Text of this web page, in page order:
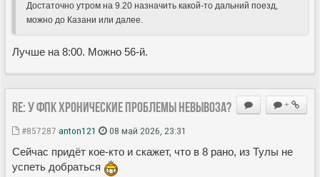
Достаточно утром на 9.20 назначить какой-то дальний поезд,
можно до Казани или далее.
Лучше на 8:00. Можно 56-й.
+
Re: У ФПК хронические проблемы невывоза?
#857287 anton121 08 май 2026, 23:31
Сейчас придёт кое-кто и скажет, что в 8 рано, из Тулы не
успеть добраться